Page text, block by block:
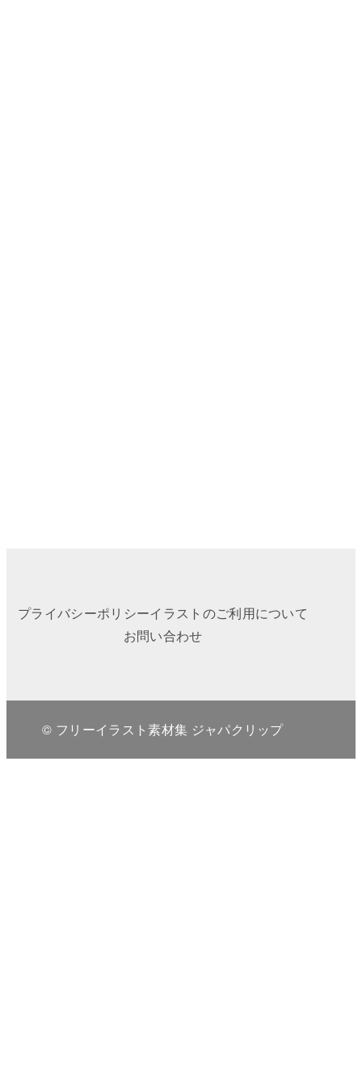
プライバシーポリシーイラストのご利用について
お問い合わせ
© フリーイラスト素材集 ジャパクリップ